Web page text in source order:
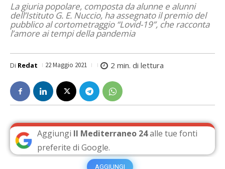
La giuria popolare, composta da alunne e alunni
dell’Istituto G. E. Nuccio, ha assegnato il premio del
pubblico al cortometraggio “Lovid-19”, che racconta
l’amore ai tempi della pandemia
Di Redat 22 Maggio 2021 2 min. di lettura
Aggiungi Il Mediterraneo 24alle tue fonti
preferite di Google.
AGGIUNGI